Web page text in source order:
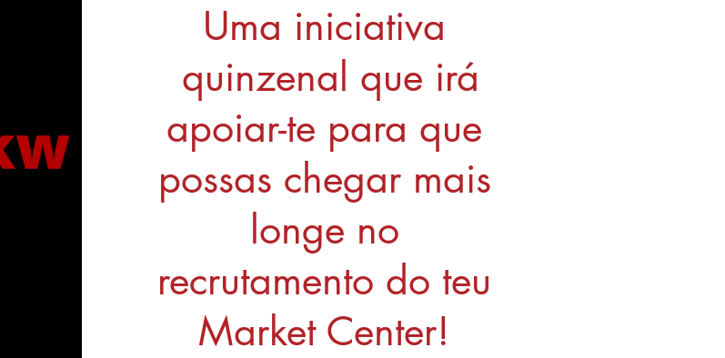
Uma iniciativa
quinzenal que irá
apoiar-te para que
possas chegar mais
longe no
recrutamento do teu
Market Center!